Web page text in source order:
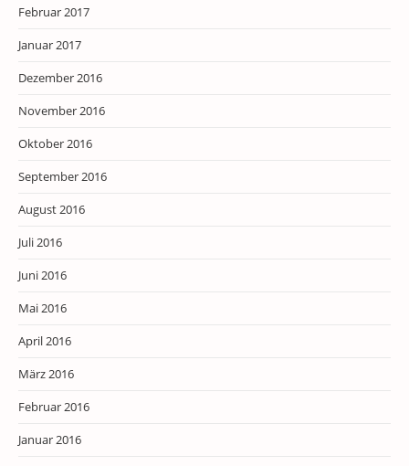
Februar 2017
Januar 2017
Dezember 2016
November 2016
Oktober 2016
September 2016
August 2016
Juli 2016
Juni 2016
Mai 2016
April 2016
März 2016
Februar 2016
Januar 2016